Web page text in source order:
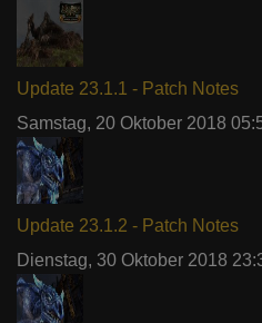
Update 23.1.1 - Patch Notes
Samstag, 20 Oktober 2018
Update 23.1.2 - Patch Notes
Dienstag, 30 Oktober 2018